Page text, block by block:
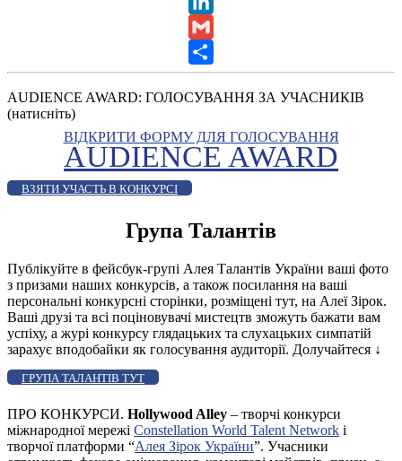
LinkedIn
Gmail
Share
AUDIENCE AWARD: ГОЛОСУВАННЯ ЗА УЧАСНИКІВ
(натисніть)
ВІДКРИТИ ФОРМУ ДЛЯ ГОЛОСУВАННЯ
AUDIENCE AWARD
ВЗЯТИ УЧАСТЬ В КОНКУРСІ
Група Талантів
Публікуйте в фейсбук-групі Алея Талантів України ваші фото
з призами наших конкурсів, а також посилання на ваші
персональні конкурсні сторінки, розміщені тут, на Алеї Зірок.
Ваші друзі та всі поціновувачі мистецтв зможуть бажати вам
успіху, а журі конкурсу глядацьких та слухацьких симпатій
зарахує вподобайки як голосування аудиторії. Долучайтеся ↓
ГРУПА ТАЛАНТІВ ТУТ
ПРО КОНКУРСИ. Hollywood Alley – творчі конкурси
міжнародної мережі Constellation World Talent Network і
творчої платформи “Алея Зірок України”. Учасники